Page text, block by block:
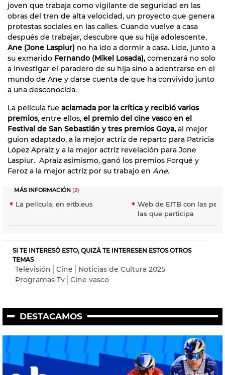
joven que trabaja como vigilante de seguridad en las
obras del tren de alta velocidad, un proyecto que genera
protestas sociales en las calles. Cuando vuelve a casa
después de trabajar, descubre que su hija adolescente,
Ane (Jone Laspiur) no ha ido a dormir a casa. Lide, junto a
su exmarido Fernando (Mikel Losada), comenzará no solo
a investigar el paradero de su hija sino a adentrarse en el
mundo de Ane y darse cuenta de que ha convivido junto
a una desconocida.
La película fue aclamada por la crítica y recibió varios
premios, entre ellos, el premio del cine vasco en el
Festival de San Sebastián y tres premios Goya, al mejor
guion adaptado, a la mejor actriz de reparto para Patricia
López Apraiz y a la mejor actriz revelación para Jone
Laspiur. Apraiz asimismo, ganó los premios Forqué y
Feroz a la mejor actriz por su trabajo en Ane.
MÁS INFORMACIÓN (2)
La película, en eitb.eus
Web de EITB con las
las que participa
SI TE INTERESÓ ESTO, QUIZÁ TE INTERESEN ESTOS OTROS
TEMAS
Televisión Cine
Noticias de Cultura 2025
Programas Tv
Cine vasco
DESTACAMOS